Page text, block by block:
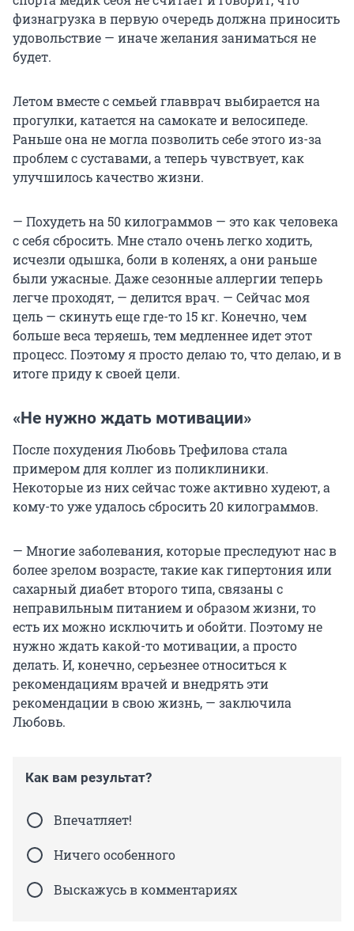
физнагрузка в первую очередь должна приносить
удовольствие — иначе желания заниматься не
будет.
Летом вместе с семьей главврач выбирается на
прогулки, катается на самокате и велосипеде.
Раньше она не могла позволить себе этого из-за
проблем с суставами, а теперь чувствует, как
улучшилось качество жизни.
— Похудеть на 50 килограммов — это как человека
с себя сбросить. Мне стало очень легко ходить,
исчезли одышка, боли в коленях, а они раньше
были ужасные. Даже сезонные аллергии теперь
легче проходят, — делится врач. — Сейчас моя
цель — скинуть еще где-то 15 кг. Конечно, чем
больше веса теряешь, тем медленнее идет этот
процесс. Поэтому я просто делаю то, что делаю, и в
итоге приду к своей цели.
«Не нужно ждать мотивации»
После похудения Любовь Трефилова стала
примером для коллег из поликлиники.
Некоторые из них сейчас тоже активно худеют, а
кому-то уже удалось сбросить 20 килограммов.
— Многие заболевания, которые преследуют нас в
более зрелом возрасте, такие как гипертония или
сахарный диабет второго типа, связаны с
неправильным питанием и образом жизни, то
есть их можно исключить и обойти. Поэтому не
нужно ждать какой-то мотивации, а просто
делать. И, конечно, серьезнее относиться к
рекомендациям врачей и внедрять эти
рекомендации в свою жизнь, — заключила
Любовь.
Как вам результат?
Впечатляет!
Ничего особенного
Выскажусь в комментариях